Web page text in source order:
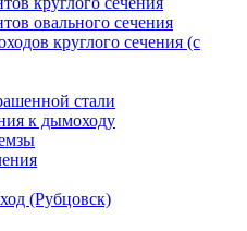
овального сечения
круглого сечения (с
стали
к дымоходу
(Рубцовск)